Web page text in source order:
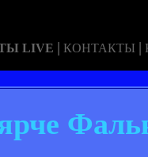
LIVE | КОНТАКТЫ |